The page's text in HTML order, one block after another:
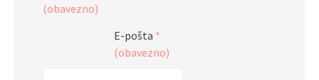
(obavezno)
E-pošta *
(obavezno)